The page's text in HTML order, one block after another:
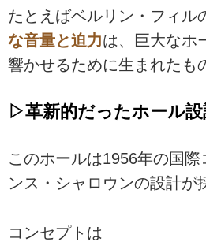
たとえばベルリン・フィル
な音量と迫力は、巨大なホ
響かせるために生まれたも
▷革新的だったホール設
このホールは1956年の国
ンス・シャロウンの設計が
コンセプトは